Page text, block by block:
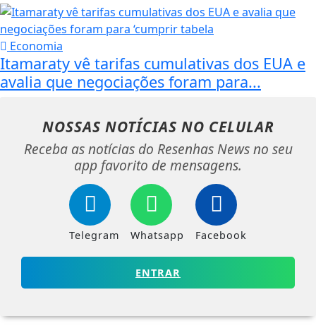
Economia
Itamaraty vê tarifas cumulativas dos EUA e
avalia que negociações foram para...
NOSSAS NOTÍCIAS NO CELULAR
Receba as notícias do Resenhas News no seu
app favorito de mensagens.
Telegram Whatsapp Facebook
ENTRAR